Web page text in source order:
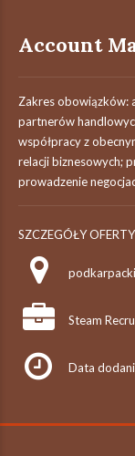
Account
Zakres obowiązków:
partnerów
współpracy z
relacji biznesowych;
prowadzenie
SZCZEGÓŁY OFERTY
Steam
Data